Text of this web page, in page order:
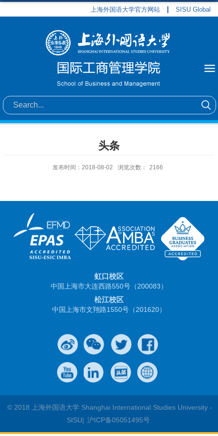
上海外国语大学官方网站 SISU Global
头条
发布时间：2018-08-02 浏览次数： 2166
虹口校区
中国上海市大连西路550号（200083）
松江校区
中国上海市文翔路1550号（201620）
© 2018 上海外国语大学 Shanghai International Studies University -
SISU| 沪ICP备05051495号